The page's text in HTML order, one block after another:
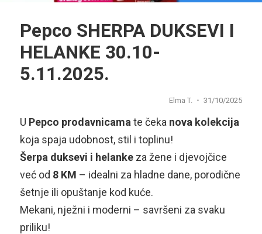
Pepco SHERPA DUKSEVI I
HELANKE 30.10-
5.11.2025.
Elma T. 31/10/2025
U Pepco prodavnicama te čeka nova kolekcija
koja spaja udobnost, stil i toplinu!
Šerpa duksevi i helankeza žene i djevojčice
već od 8 KM – idealni za hladne dane, porodične
šetnje ili opuštanje kod kuće.
Mekani, nježni i moderni – savršeni za svaku
priliku!